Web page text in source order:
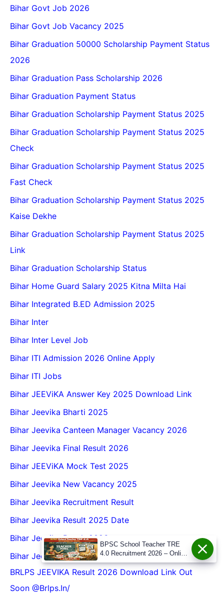
Bihar Govt Job 2026
Bihar Govt Job Vacancy 2025
Bihar Graduation 50000 Scholarship Payment Status
2026
Bihar Graduation Pass Scholarship 2026
Bihar Graduation Payment Status
Bihar Graduation Scholarship Payment Status 2025
Bihar Graduation Scholarship Payment Status 2025
Check
Bihar Graduation Scholarship Payment Status 2025
Fast Check
Bihar Graduation Scholarship Payment Status 2025
Kaise Dekhe
Bihar Graduation Scholarship Payment Status 2025
Link
Bihar Graduation Scholarship Status
Bihar Home Guard Salary 2025 Kitna Milta Hai
Bihar Integrated B.ED Admission 2025
Bihar Inter
Bihar Inter Level Job
Bihar ITI Admission 2026 Online Apply
Bihar ITI Jobs
Bihar JEEViKA Answer Key 2025 Download Link
Bihar Jeevika Bharti 2025
Bihar Jeevika Canteen Manager Vacancy 2026
Bihar Jeevika Final Result 2026
Bihar JEEViKA Mock Test 2025
Bihar Jeevika New Vacancy 2025
Bihar Jeevika Recruitment Result
Bihar Jeevika Result 2025 Date
Bihar Jeevika Result 2026
Bihar Jeevika Result 2026 Pdf Download Link :
BRLPS JEEVIKA Result 2026 Download Link Out
Soon @Brlps.in/
BPSC School Teacher TRE
4.0 Recruitment 2026 – Online
Form, Eligibility, Vacancy,
Date, Apply Process